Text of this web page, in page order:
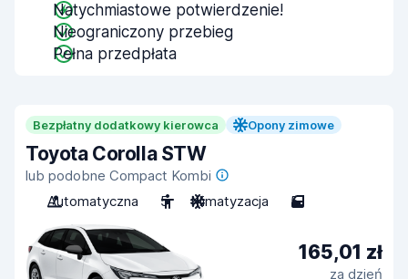
Natychmiastowe potwierdzenie!
Nieograniczony przebieg
Pełna przedpłata
Bezpłatny dodatkowy kierowca Opony zimowe
Toyota Corolla STW
lub podobne Compact Kombi
Automatyczna
5 Klimatyzacja 5
165,01 zł
za dzień